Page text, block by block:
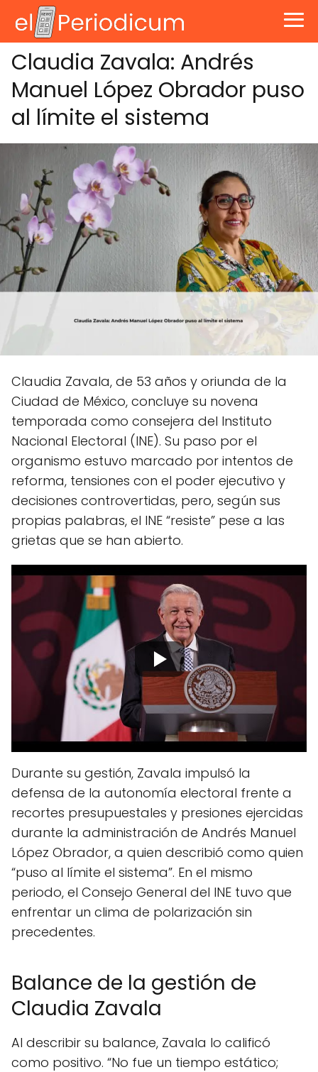
Claudia Zavala: Andrés
Manuel López Obrador puso
al límite el sistema
Claudia Zavala, de 53 años y oriunda de la
Ciudad de México, concluye su novena
temporada como consejera del Instituto
Nacional Electoral (INE). Su paso por el
organismo estuvo marcado por intentos de
reforma, tensiones con el poder ejecutivo y
decisiones controvertidas, pero, según sus
propias palabras, el INE “resiste” pese a las
grietas que se han abierto.
Durante su gestión, Zavala impulsó la
defensa de la autonomía electoral frente a
recortes presupuestales y presiones ejercidas
durante la administración de Andrés Manuel
López Obrador, a quien describió como quien
“puso al límite el sistema”. En el mismo
periodo, el Consejo General del INE tuvo que
enfrentar un clima de polarización sin
precedentes.
Balance de la gestión de
Claudia Zavala
Al describir su balance, Zavala lo calificó
como positivo. “No fue un tiempo estático;